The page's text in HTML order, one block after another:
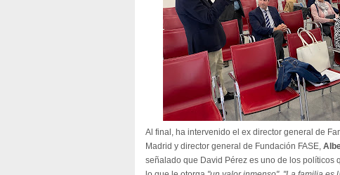
Al final, ha intervenido el ex director general de
Madrid y director general de Fundación FASE,
señalado que David Pérez es uno de los políticos